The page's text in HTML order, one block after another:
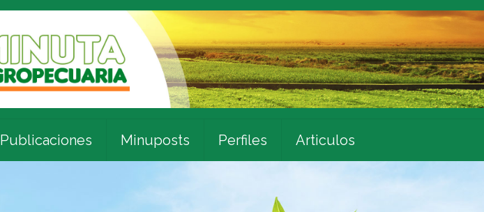
Publicaciones Minuposts Perfiles Articulos